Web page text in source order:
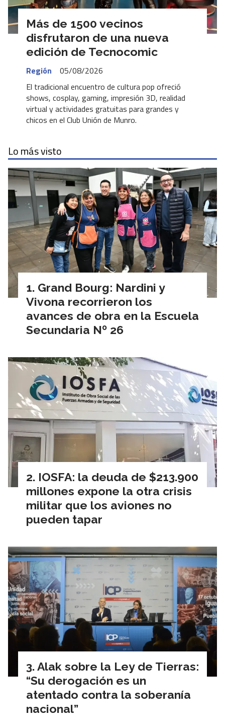
Más de 1500 vecinos
disfrutaron de una nueva
edición de Tecnocomic
Región
05/08/2026
El tradicional encuentro de cultura pop ofreció
shows, cosplay, gaming, impresión 3D, realidad
virtual y actividades gratuitas para grandes y
chicos en el Club Unión de Munro.
Lo más visto
Grand Bourg: Nardini y
Vivona recorrieron los
avances de obra en la Escuela
Secundaria Nº 26
IOSFA: la deuda de $213.900
millones expone la otra crisis
militar que los aviones no
pueden tapar
Alak sobre la Ley de Tierras:
“Su derogación es un
atentado contra la soberanía
nacional”